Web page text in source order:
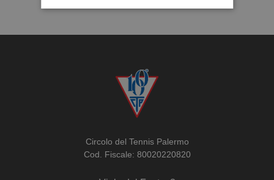
Circolo del Tennis Palermo
Cod. Fiscale: 80020220820